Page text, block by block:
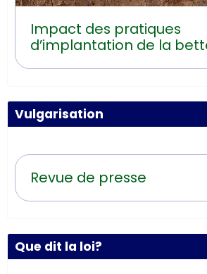
Impact des pratiques
d’implantation de la
Vulgarisation
Revue de presse
Que dit la loi?